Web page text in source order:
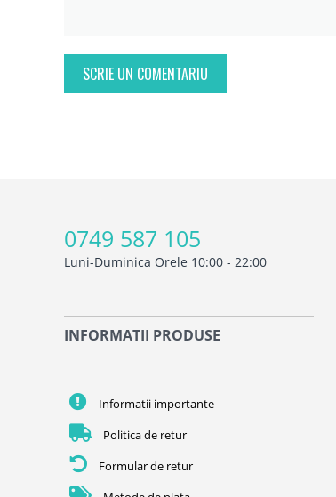
SCRIE UN COMENTARIU
0749 587 105
Luni-Duminica Orele 10:00 - 22:00
INFORMATII PRODUSE
Informatii importante
Politica de retur
Formular de retur